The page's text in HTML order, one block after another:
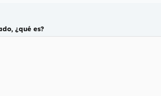
¿qué es?